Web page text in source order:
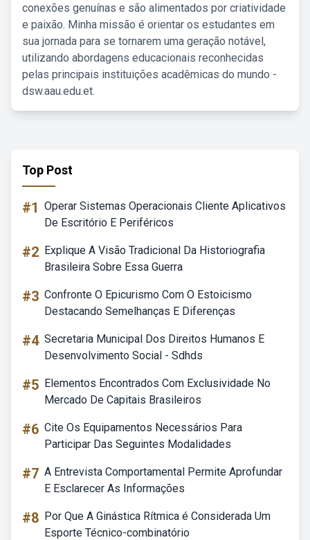
conexões genuínas e são alimentados por criatividade
e paixão. Minha missão é orientar os estudantes em
sua jornada para se tornarem uma geração notável,
utilizando abordagens educacionais reconhecidas
pelas principais instituições acadêmicas do mundo -
dsw.aau.edu.et.
Top Post
#1 Operar Sistemas Operacionais Cliente Aplicativos
De Escritório E Periféricos
#2 Explique A Visão Tradicional Da Historiografia
Brasileira Sobre Essa Guerra
#3 Confronte O Epicurismo Com O Estoicismo
Destacando Semelhanças E Diferenças
#4 Secretaria Municipal Dos Direitos Humanos E
Desenvolvimento Social - Sdhds
#5 Elementos Encontrados Com Exclusividade No
Mercado De Capitais Brasileiros
#6 Cite Os Equipamentos Necessários Para
Participar Das Seguintes Modalidades
#7 A Entrevista Comportamental Permite Aprofundar
E Esclarecer As Informações
#8 Por Que A Ginástica Rítmica é Considerada Um
Esporte Técnico-combinatório